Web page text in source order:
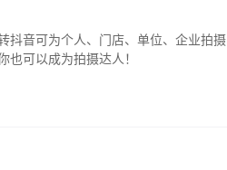
抖音可为个人、门店、单位、企业拍摄
可以成为拍摄达人！